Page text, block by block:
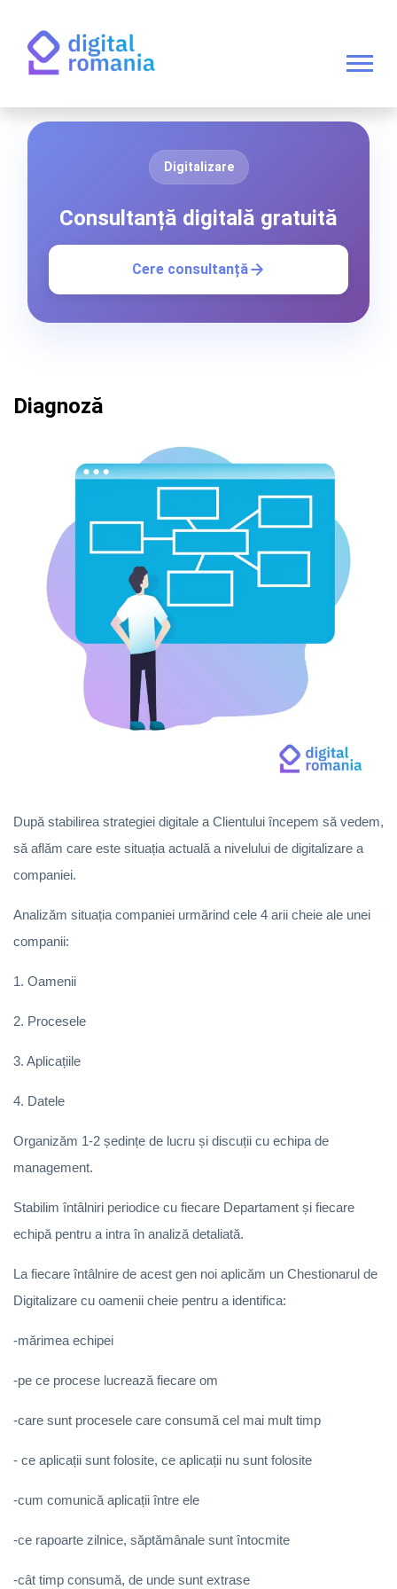
Digitalizare
Consultanță digitală gratuită
Cere consultanță
Diagnoză
După stabilirea strategiei digitale a Clientului începem să vedem,
să aflăm care este situația actuală a nivelului de digitalizare a
companiei.
Analizăm situația companiei urmărind cele 4 arii cheie ale unei
companii:
1. Oamenii
2. Procesele
3. Aplicațiile
4. Datele
Organizăm 1-2 ședințe de lucru și discuții cu echipa de
management.
Stabilim întâlniri periodice cu fiecare Departament și fiecare
echipă pentru a intra în analiză detaliată.
La fiecare întâlnire de acest gen noi aplicăm un Chestionarul de
Digitalizare cu oamenii cheie pentru a identifica:
-mărimea echipei
-pe ce procese lucrează fiecare om
-care sunt procesele care consumă cel mai mult timp
- ce aplicații sunt folosite, ce aplicații nu sunt folosite
-cum comunică aplicații între ele
-ce rapoarte zilnice, săptămânale sunt întocmite
-cât timp consumă, de unde sunt extrase